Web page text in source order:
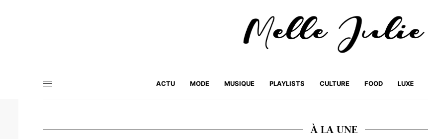
ACTU MODE MUSIQUE PLAYLISTS CULTURE FOOD LUXE
À LA UNE